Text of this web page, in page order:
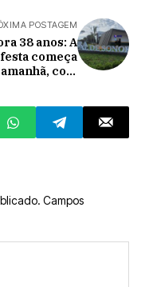
POSTAGEM
38 anos: A
festa começa
amanhã, com
de obras e
cívico; à
noite tem o
Campos